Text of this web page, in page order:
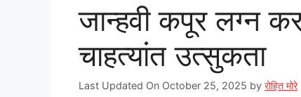
जान्हवी कपूर लग्न
चाहत्यांत उत्सुकता
Last Updated On October 25, 2025 by रोहित मोरे